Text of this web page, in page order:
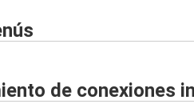
de conexiones